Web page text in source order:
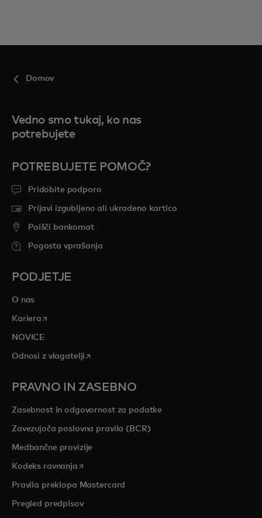
Domov
Vedno smo tukaj, ko nas
potrebujete
POTREBUJETE POMOČ?
Pridobite podporo
Prijavi izgubljeno ali ukradeno kartico
Poišči bankomat
Pogosta vprašanja
PODJETJE
O nas
Kariera opens in a new tab
NOVICE
Odnosi z vlagatelji opens in a new tab
PRAVNO IN ZASEBNO
Zasebnost in odgovornost za podatke
Zavezujoča poslovna pravila (BCR)
Medbančne provizije
Kodeks ravnanjaopens in a new tab
Pravila preklopa Mastercard
Pregled predpisov